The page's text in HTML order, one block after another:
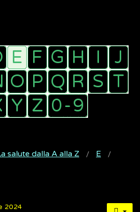
salute dalla A alla Z
E
2024